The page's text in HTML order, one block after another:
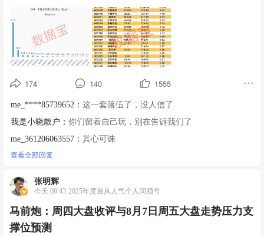
持有44股
174 140 1555
me_****85739652： 这一套落伍了，没人信了
我是小晓散户： 你们留着自己玩，别在告诉我们了
me_361206063557： 其心可诛
查看全部回复
张明辉
今天 08:43·2025年度最具人气个人同顺号
马前炮：周四大盘收评与8月7日周五大盘走势压力支
撑位预测